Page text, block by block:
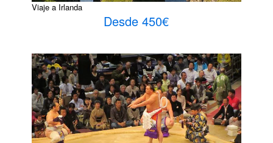
Viaje a Irlanda
Desde 450€